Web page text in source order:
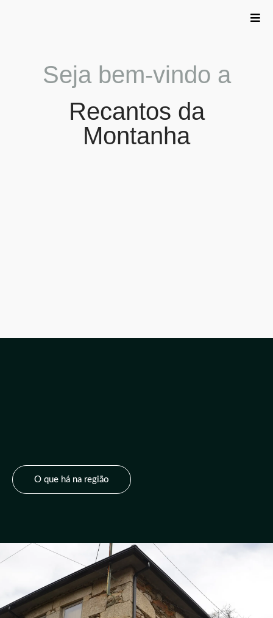
Seja bem-vindo a
Recantos da
Montanha
O que há na região